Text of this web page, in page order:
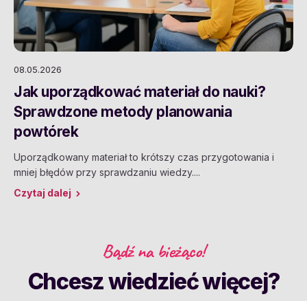
08.05.2026
Jak uporządkować materiał do nauki?
Sprawdzone metody planowania
powtórek
Uporządkowany materiał to krótszy czas przygotowania i
mniej błędów przy sprawdzaniu wiedzy....
Czytaj dalej
Bądź na bieżąco!
Chcesz wiedzieć więcej?